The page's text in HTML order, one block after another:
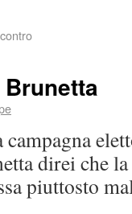
direi che
piuttosto